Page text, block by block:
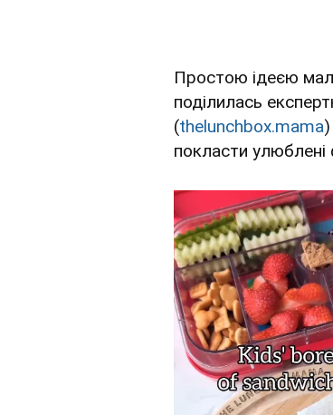
Простою ідеєю
поділилась
(thelunchbox.mama
покласти улюблені